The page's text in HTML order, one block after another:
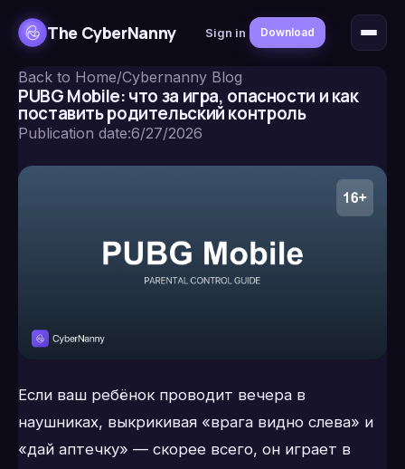
The CyberNanny Sign in Download
Back to Home/Cybernanny Blog
PUBG Mobile: что за игра, опасности и как
поставить родительский контроль
Publication date:6/27/2026
Если ваш ребёнок проводит вечера в
наушниках, выкрикивая «врага видно слева» и
«дай аптечку» — скорее всего, он играет в